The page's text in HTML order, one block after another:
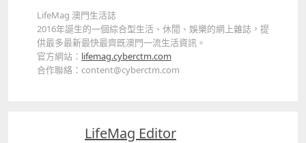
LifeMag 澳門生活誌
2016年誕生的一個綜合型生活、休閒、娛樂的網上雜誌，提
供最多最新最快最齊既澳門一流生活資訊。
官方網站： lifemag.cyberctm.com
合作聯絡：content@cyberctm.com
LifeMag Editor